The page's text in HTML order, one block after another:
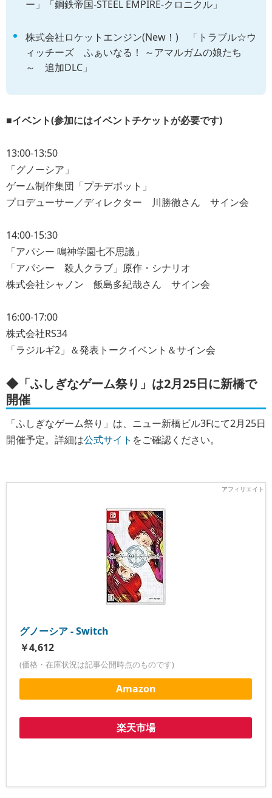
ー」「鋼鉄帝国-STEEL EMPIRE-クロニクル」
株式会社ロケットエンジン(New！) 「トラブル☆ウ
ィッチーズ ふぁいなる！ ～アマルガムの娘たち
～ 追加DLC」
■イベント(参加にはイベントチケットが必要です)
13:00-13:50
「グノーシア」
ゲーム制作集団「プチデポット」
プロデューサー／ディレクター 川勝徹さん サイン会
14:00-15:30
「アパシー 鳴神学園七不思議」
「アパシー 殺人クラブ」原作・シナリオ
株式会社シャノン 飯島多紀哉さん サイン会
16:00-17:00
株式会社RS34
「ラジルギ2」＆発表トークイベント＆サイン会
◆「ふしぎなゲーム祭り 」は2月25日に新橋で
開催
「ふしぎなゲーム祭り」は、ニュー新橋ビル3Fにて2月25日
開催予定。詳細は公式サイト をご確認ください。
グノーシア - Switch
￥4,612
(価格・在庫状況は記事公開時点のものです)
Amazon
楽天市場